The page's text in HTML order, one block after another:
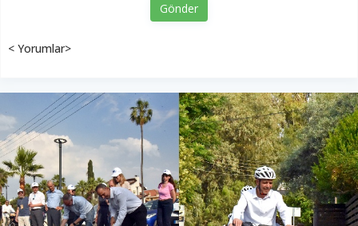
Gönder
< Yorumlar>